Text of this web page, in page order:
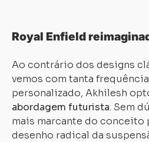
Royal Enfield
Ao contrário dos designs
vemos com tanta
personalizado, Akhilesh
abordagem futurista. Sem
mais marcante do conceito
desenho radical da